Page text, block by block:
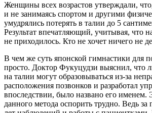
Женщины всех возрастов утверждали,
и не занимаясь спортом и другими
умудрялись потерять в талии до 5
Результат впечатляющий, учитывая, что
не приходилось. Кто не хочет ничего не
В чем же суть японской гимнастики для
просто. Доктор Фукуцудзи выяснил, что
на талии могут образовываться из-за
расположения позвонков и разработал
впоследствии, было названо его именем.
данного метода оспорить трудно. Ведь